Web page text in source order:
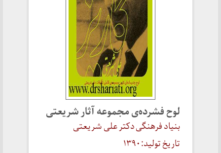
لوح فشرده‌ی مجموعه آثار شریعتی
بنیاد فرهنگی دکتر علی شریعتی
تاریخ تولید: ۱۳۹۰